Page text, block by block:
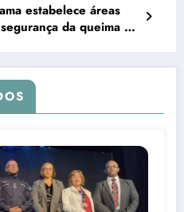
estabelece áreas
da queima de